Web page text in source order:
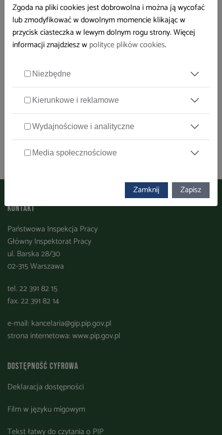
ekspertów doskonale uzupełniły dyskusję.
Zapraszamy do pobrania plików:
RAPORT prawie 40 proc. osób w wieku 50+ planuje
Osoby 50+ na rynku pracy: możliwości i ograniczenia
Bezpieczeństwo pracy w Polsce 2022, osoby 50 + na rynku
pracy: możliwości i ograniczenia (prezentacja)
Kontakt
Państwowa Inspekcja Pracy
Główny Inspektorat Pracy
ul. Barska 28/30
02-315 Warszawa
tel. 22 391 82 15
fax. 22 391 82 14
e-mail: kancelaria@gip.pip.gov.pl
strona internetowa:www.pip.gov.pl
Dostępność cyfrowa
Deklaracja dostępności
Film w języku migowym
Tekst łatwy do czytania o PIP
Zgoda na pliki cookies jest dobrowolna i można ją wycofać
lub zmodyfikować w dowolnym momencie klikając w
przycisk ciasteczka w lewym dolnym rogu strony. Więcej
informacji znajdziesz wpolityce plików cookies.
Niezbędne
Kierunkowe i reklamowe
Wydajnościowe i analityczne
Media społecznościowe
Zamknij Zapisz